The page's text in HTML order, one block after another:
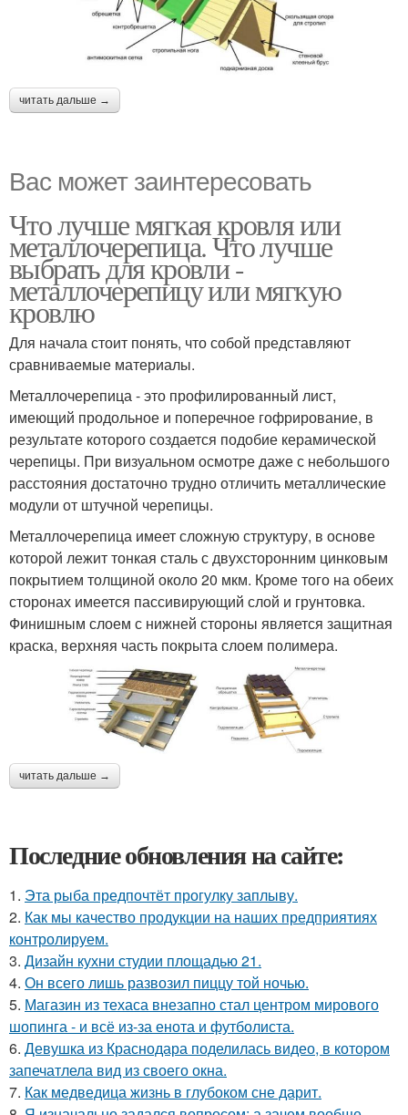
читать дальше →
Вас может заинтересовать
Что лучше мягкая кровля или
металлочерепица. Что лучше
выбрать для кровли -
металлочерепицу или мягкую
кровлю
Для начала стоит понять, что собой представляют
сравниваемые материалы.
Металлочерепица - это профилированный лист,
имеющий продольное и поперечное гофрирование, в
результате которого создается подобие керамической
черепицы. При визуальном осмотре даже с небольшого
расстояния достаточно трудно отличить металлические
модули от штучной черепицы.
Металлочерепица имеет сложную структуру, в основе
которой лежит тонкая сталь с двухсторонним цинковым
покрытием толщиной около 20 мкм. Кроме того на обеих
сторонах имеется пассивирующий слой и грунтовка.
Финишным слоем с нижней стороны является защитная
краска, верхняя часть покрыта слоем полимера.
читать дальше →
Последние обновления на сайте:
1. Эта рыба предпочтёт прогулку заплыву.
2. Как мы качество продукции на наших предприятиях
контролируем.
3. Дизайн кухни студии площадью 21.
4. Он всего лишь развозил пиццу той ночью.
5. Магазин из техаса внезапно стал центром мирового
шопинга - и всё из-за енота и футболиста.
6. Девушка из Краснодара поделилась видео, в котором
запечатлела вид из своего окна.
7. Как медведица жизнь в глубоком сне дарит.